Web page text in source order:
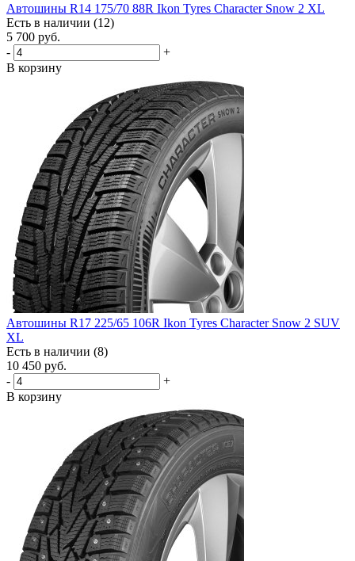
Автошины R14 175/70 88R Ikon Tyres Character Snow 2 XL
Есть в наличии (12)
5 700 руб.
-
+
В корзину
Автошины R17 225/65 106R Ikon Tyres Character Snow 2 SUV
XL
Есть в наличии (8)
10 450 руб.
-
+
В корзину